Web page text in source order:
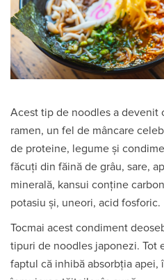
Acest tip de noodles a devenit
ramen, un fel de mâncare
de proteine, legume și
făcuți din făină de grâu, sare,
minerală, kansui conține
potasiu și, uneori, acid fosforic.
Tocmai acest condiment
tipuri de noodles japonezi. Tot
faptul că inhibă absorbția apei,